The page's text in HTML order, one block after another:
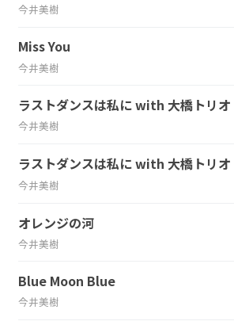
今井美樹
Miss You
今井美樹
ラストダンスは私に with 大橋トリオ
今井美樹
ラストダンスは私に with 大橋トリオ
今井美樹
オレンジの河
今井美樹
Blue Moon Blue
今井美樹